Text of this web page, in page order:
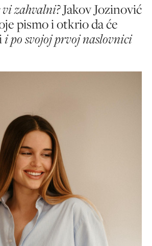
vi zahvalni?Jakov Jozinović
pismo i otkrio da će
i po svojoj prvoj naslovnici